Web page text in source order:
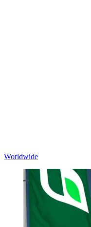
Worldwide